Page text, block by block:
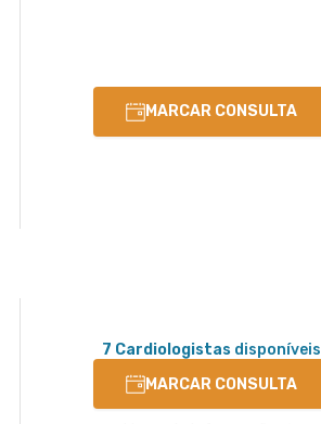
MARCAR CONSULTA
7 Cardiologistas disponíveis
MARCAR CONSULTA